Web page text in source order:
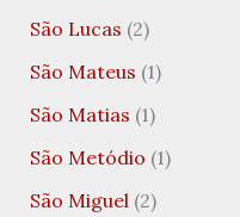
São Lucas (2)
São Mateus (1)
São Matias (1)
São Metódio (1)
São Miguel(2)